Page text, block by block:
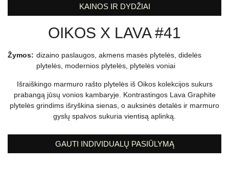
KAINOS IR DYDŽIAI
OIKOS X LAVA #41
Žymos: dizaino paslaugos, akmens masės plytelės, didelės
plytelės, modernios plytelės, plytelės voniai
Išraiškingo marmuro rašto plytelės iš Oikos kolekcijos sukurs
prabangą jūsų vonios kambaryje. Kontrastingos Lava Graphite
plytelės grindims išryškina sienas, o auksinės detalės ir marmuro
gyslų spalvos sukuria vientisą aplinką.
GAUTI INDIVIDUALŲ PASIŪLYMĄ